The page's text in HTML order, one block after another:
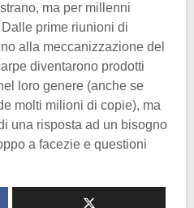
ma per millenni
prime riunioni di
alla meccanizzazione del
diventarono prodotti
loro genere (anche se
molti milioni di copie), ma
una risposta ad un bisogno
a facezie e questioni